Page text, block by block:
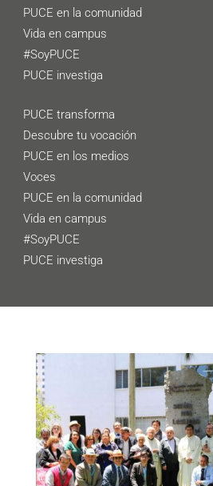
PUCE en la comunidad
Vida en campus
#SoyPUCE
PUCE investiga
PUCE transforma
Descubre tu vocación
PUCE en los medios
Voces
PUCE en la comunidad
Vida en campus
#SoyPUCE
PUCE investiga